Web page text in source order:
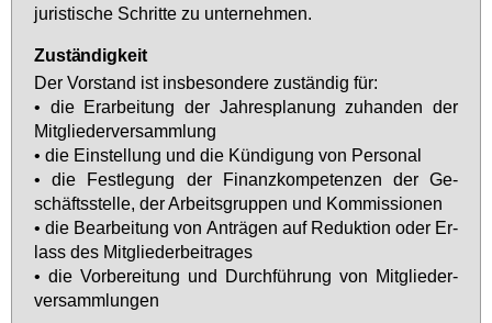
ju­ris­ti­sche Schrit­te zu un­ter­neh­men.
Zuständigkeit
Der Vor­stand ist ins­be­son­de­re zu­stän­dig für:
• die Er­ar­bei­tung der Jah­res­pla­nung zu­han­den der
Mit­glie­der­ver­samm­lung
• die Ein­stel­lung und die Kün­di­gung von Per­so­nal
• die Fest­le­gung der Fi­nanz­kom­pe­ten­zen der Ge­
schäfts­stel­le, der Ar­beits­grup­pen und Kom­mis­sio­nen
• die Be­ar­bei­tung von An­trä­gen auf Re­duk­ti­on oder Er­
lass des Mit­glie­der­bei­tra­ges
• die Vor­be­rei­tung und Durch­füh­rung von Mit­glie­der­
ver­samm­lun­gen